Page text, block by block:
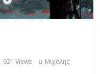
921 Views
Μιχάλης